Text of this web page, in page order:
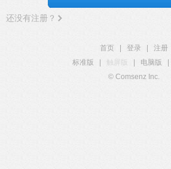
还没有注册？
首页 登录
注册
标准版
触屏版 电脑版
© Comsenz Inc.